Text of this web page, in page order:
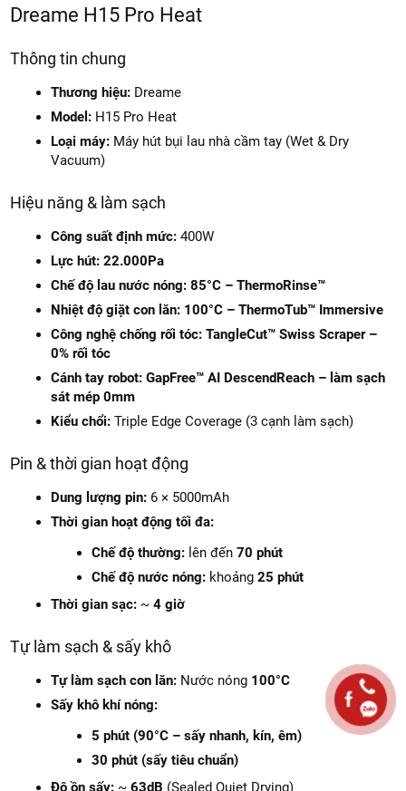
Dreame H15 Pro Heat
Thông tin chung
Thương hiệu: Dreame
Model: H15 Pro Heat
Loại máy: Máy hút bụi lau nhà cầm tay (Wet & Dry
Vacuum)
Hiệu năng & làm sạch
Công suất định mức: 400W
Lực hút: 22.000Pa
Chế độ lau nước nóng: 85°C – ThermoRinse™
Nhiệt độ giặt con lăn: 100°C – ThermoTub™ Immersive
Công nghệ chống rối tóc: TangleCut™ Swiss Scraper –
0% rối tóc
Cánh tay robot: GapFree™ AI DescendReach – làm sạch
sát mép 0mm
Kiểu chổi: Triple Edge Coverage (3 cạnh làm sạch)
Pin & thời gian hoạt động
Dung lượng pin: 6 × 5000mAh
Thời gian hoạt động tối đa:
Chế độ thường: lên đến70 phút
Chế độ nước nóng: khoảng25 phút
Thời gian sạc: ~4 giờ
Tự làm sạch & sấy khô
Tự làm sạch con lăn: Nước nóng 100°C
Sấy khô khí nóng:
5 phút (90°C – sấy nhanh, kín, êm)
30 phút (sấy tiêu chuẩn)
Độ ồn sấy: ~63dB (Sealed Quiet Drying)